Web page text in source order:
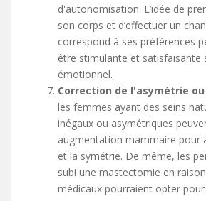
d'autonomisation. L’idée de
son corps et d’effectuer un
correspond à ses préférences
être stimulante et satisfaisante
émotionnel.
Correction de l'asymétrie
les femmes ayant des seins
inégaux ou asymétriques
augmentation mammaire pour
et la symétrie. De même, les
subi une mastectomie en
médicaux pourraient opter pour